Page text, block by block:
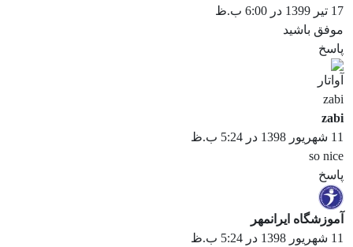
17 تیر 1399 در 6:00 ب.ظ
موفق باشید
پاسخ
zabi
11 شهریور 1398 در 5:24 ب.ظ
so nice
پاسخ
آموزشگاه ایرانمهر
11 شهریور 1398 در 5:24 ب.ظ